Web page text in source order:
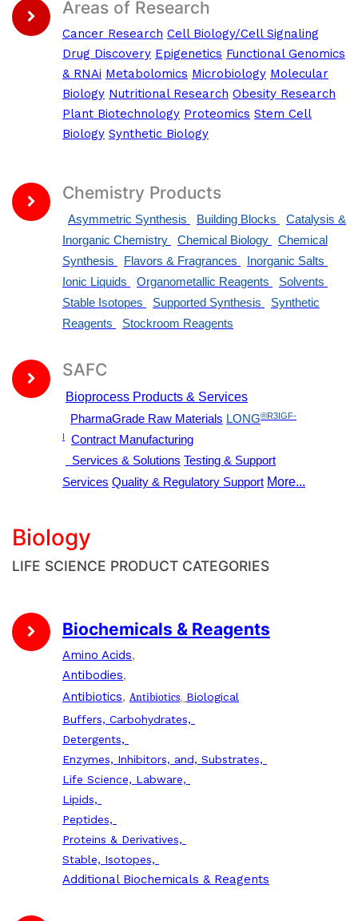
Areas of Research
Cancer Research Cell Biology/Cell Signaling
Drug Discovery Epigenetics Functional Genomics
& RNAi Metabolomics Microbiology Molecular
Biology Nutritional Research Obesity Research
Plant Biotechnology Proteomics Stem Cell
Biology Synthetic Biology
Chemistry Products
Asymmetric Synthesis Building Blocks
Catalysis &
Inorganic Chemistry
Chemical Biology
Chemical
Synthesis
Flavors & Fragrances
Inorganic Salts
Ionic Liquids
Organometallic Reagents
Solvents
Stable Isotopes
Supported Synthesis
Synthetic
Reagents
Stockroom Reagents
SAFC
Bioprocess Products & Services
PharmaGrade Raw Materials LONG®R3IGF-
I
Contract Manufacturing
Services & Solutions Testing & Support
Services Quality & Regulatory Support More...
Biology
LIFE SCIENCE PRODUCT CATEGORIES
Biochemicals & Reagents
Amino Acids,
Antibodies,
Antibiotics, Antibiotics, Biological
Buffers, Carbohydrates,
Detergents,
Enzymes, Inhibitors, and, Substrates,
Life Science, Labware,
Lipids,
Peptides,
Proteins & Derivatives,
Stable, Isotopes,
Additional Biochemicals & Reagents